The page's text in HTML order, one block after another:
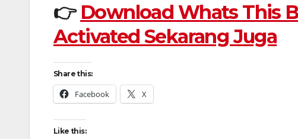
👉 Download Whats This
Activated Sekarang Juga
Share this:
Facebook X
Like this: